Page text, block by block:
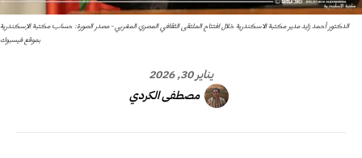
الدكتور أحمد زايد مدير مكتبة الاسكندرية خلال افتتاح الملتقى الثقافي المصري المغربي - مصدر الصورة: حساب مكتبة الإسكندرية
بموقع فيسبوك
يناير 30, 2026
مصطفى الكردي